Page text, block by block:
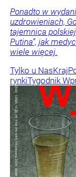
Ponadto w
uzdrowieniach,
tajemnica
Putina”, jak
wiele więcej.
Tylko u NasKraj
rynkiTygodnik